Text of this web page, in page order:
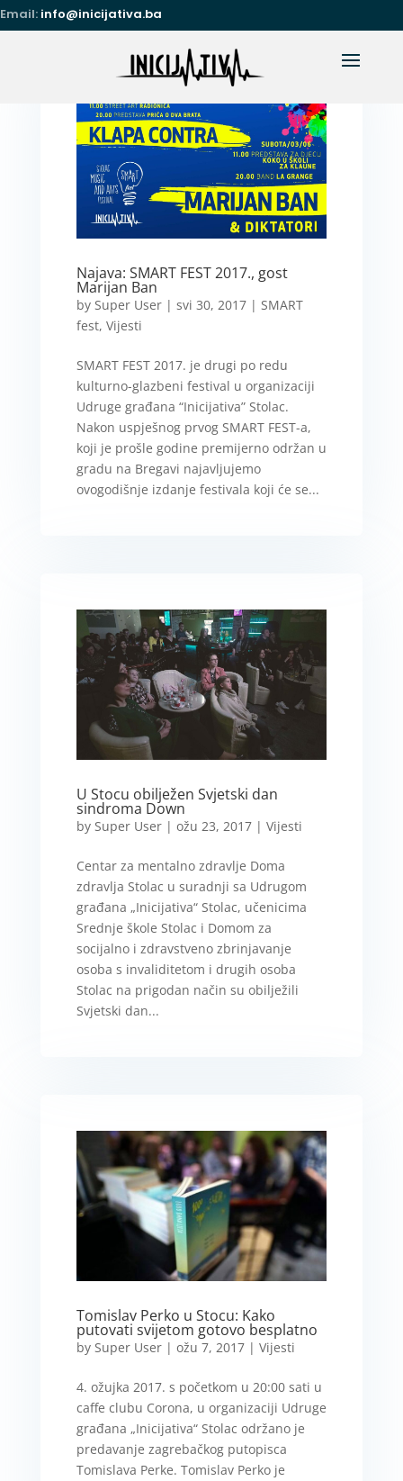
Email: info@inicijativa.ba
Najava: SMART FEST 2017., gost
Marijan Ban
by Super User| svi 30, 2017| SMART
fest, Vijesti
SMART FEST 2017. je drugi po redu
kulturno-glazbeni festival u organizaciji
Udruge građana “Inicijativa” Stolac.
Nakon uspješnog prvog SMART FEST-a,
koji je prošle godine premijerno održan u
gradu na Bregavi najavljujemo
ovogodišnje izdanje festivala koji će se...
U Stocu obilježen Svjetski dan
sindroma Down
by Super User| ožu 23, 2017| Vijesti
Centar za mentalno zdravlje Doma
zdravlja Stolac u suradnji sa Udrugom
građana „Inicijativa“ Stolac, učenicima
Srednje škole Stolac i Domom za
socijalno i zdravstveno zbrinjavanje
osoba s invaliditetom i drugih osoba
Stolac na prigodan način su obilježili
Svjetski dan...
Tomislav Perko u Stocu: Kako
putovati svijetom gotovo besplatno
by Super User| ožu 7, 2017| Vijesti
4. ožujka 2017. s početkom u 20:00 sati u
caffe clubu Corona, u organizaciji Udruge
građana „Inicijativa“ Stolac održano je
predavanje zagrebačkog putopisca
Tomislava Perke. Tomislav Perko je